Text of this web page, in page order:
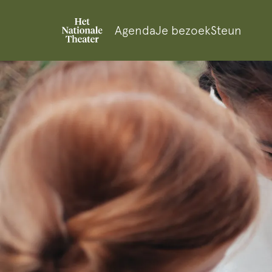
AgendaJe bezoekSteun